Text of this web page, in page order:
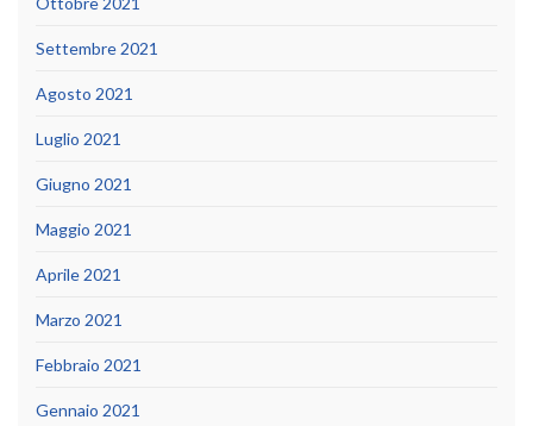
Settembre 2021
Agosto 2021
Luglio 2021
Giugno 2021
Maggio 2021
Aprile 2021
Marzo 2021
Febbraio 2021
Gennaio 2021